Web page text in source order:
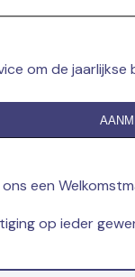
om de
een
op ieder